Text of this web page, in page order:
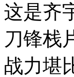
这是齐
刀锋栈
战力堪